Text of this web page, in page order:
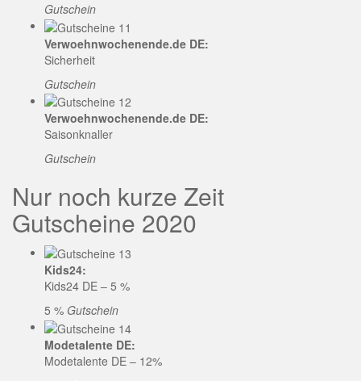
Gutschein
Verwoehnwochenende.de DE:
Sicherheit
Gutschein
Verwoehnwochenende.de DE:
Saisonknaller
Gutschein
Nur noch kurze Zeit
Gutscheine 2020
Kids24:
Kids24 DE – 5 %
5 % Gutschein
Modetalente DE:
Modetalente DE – 12%